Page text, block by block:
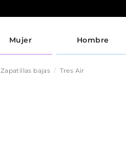
Mujer Hombre
Zapatillas bajas Tres Air